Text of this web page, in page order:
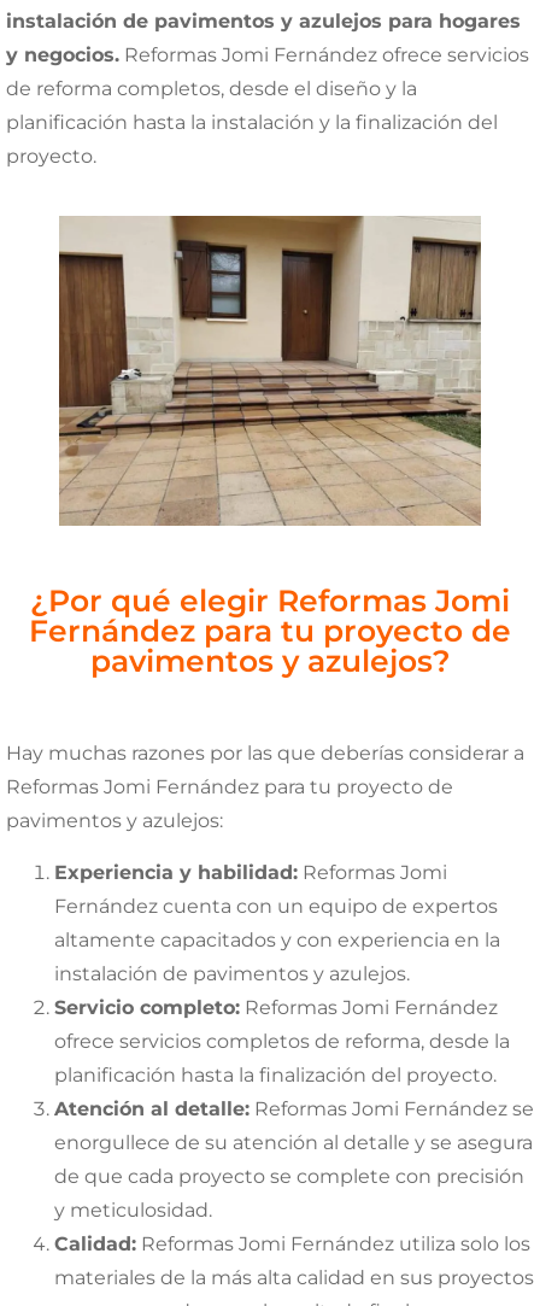
instalación de pavimentos y azulejos para hogares
y negocios. Reformas Jomi Fernández ofrece servicios
de reforma completos, desde el diseño y la
planificación hasta la instalación y la finalización del
proyecto.
¿Por qué elegir Reformas Jomi
Fernández para tu proyecto de
pavimentos y azulejos?
Hay muchas razones por las que deberías considerar a
Reformas Jomi Fernández para tu proyecto de
pavimentos y azulejos:
Experiencia y habilidad: Reformas Jomi
Fernández cuenta con un equipo de expertos
altamente capacitados y con experiencia en la
instalación de pavimentos y azulejos.
Servicio completo: Reformas Jomi Fernández
ofrece servicios completos de reforma, desde la
planificación hasta la finalización del proyecto.
Atención al detalle: Reformas Jomi Fernández se
enorgullece de su atención al detalle y se asegura
de que cada proyecto se complete con precisión
y meticulosidad.
Calidad: Reformas Jomi Fernández utiliza solo los
materiales de la más alta calidad en sus proyectos